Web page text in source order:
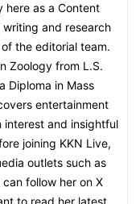
here as a Content
and research
the editorial team.
Zoology from L.S.
Diploma in Mass
entertainment
interest and insightful
joining KKN Live,
outlets such as
follow her on X